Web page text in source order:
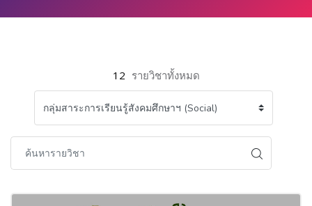
12 รายวิชาทั้งหมด